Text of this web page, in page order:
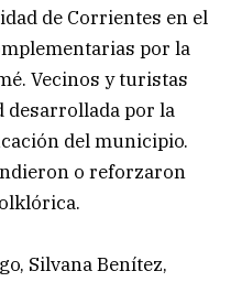
de Corrientes en el
por la
Vecinos y turistas
desarrollada por la
del municipio.
o reforzaron
Silvana Benítez,